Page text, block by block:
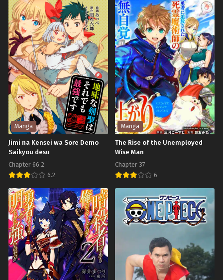
พฤศจิกายน 2, 2024 พฤศจิกายน 2, 2024
Chapter 48
พฤศจิกายน 2, 2024
Chapter 47
พฤศจิกายน 2, 2024
Chapter 46
พฤศจิกายน 2, 2024
Chapter 45
พฤศจิกายน 2, 2024
Chapter 44
พฤศจิกายน 2, 2024
Chapter 43
พฤศจิกายน 2, 2024
Chapter 42
พฤศจิกายน 2, 2024
Chapter 41
พฤศจิกายน 2, 2024
Chapter 40
พฤศจิกายน 2, 2024
Chapter 39
พฤศจิกายน 2, 2024
พฤศจิกายน 2, 2024 พฤศจิกายน 2, 2024
Chapter 36
พฤศจิกายน 2, 2024
Chapter 35
พฤศจิกายน 2, 2024
Chapter 34
พฤศจิกายน 2, 2024
Chapter 33
พฤศจิกายน 2, 2024
Chapter 32 Chapter 31
Manga
Jimi na Kensei wa Sore Demo
Saikyou desu
Chapter 66.2
6.2
Jimi
na
Kensei
wa
Sore
Demo
Saikyou
Manga
The Rise of the Unemployed
Wise Man
Chapter 37
6
The
Rise
of
Unemployed
Wise
Man